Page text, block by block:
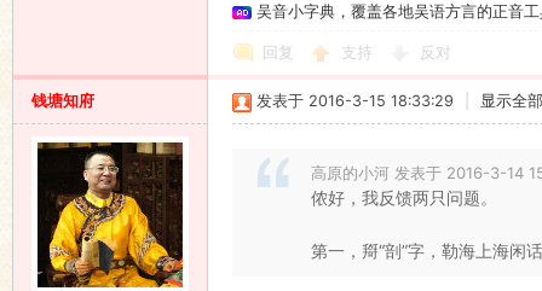
吴音小字典，覆盖各地吴语方言的正音
回复 支持 反对
钱塘知府 发表于 2016-3-15 18:33:29 显示全
高原的小河 发表于 2016-3-14
侬好，我反馈两只问题。
第一，搿“剖”字，勒海上海闲